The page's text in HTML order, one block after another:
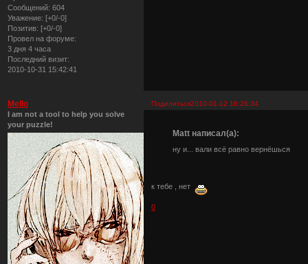
Сообщений: 604
Уважение: [+0/-0]
Позитив: [+0/-0]
Провел на форуме:
3 дня 4 часа
Последний визит:
2010-10-31 15:42:41
Поделиться2010-01-12 16:26:34
Mello
I am not a tool to help you solve
your puzzle!
Matt написал(а):
ну и... вали всё равно вернёшься
к тебе , нет
0